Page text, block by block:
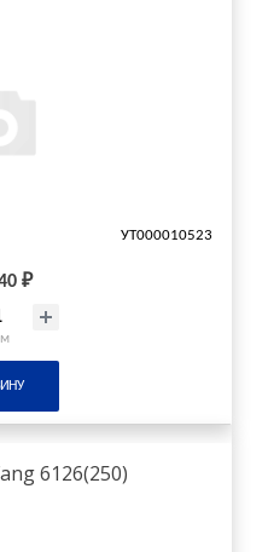
УТ000010523
₽
6126(250)